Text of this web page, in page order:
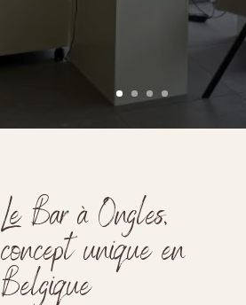
Le Bar à Ongles,
concept unique en
Belgique